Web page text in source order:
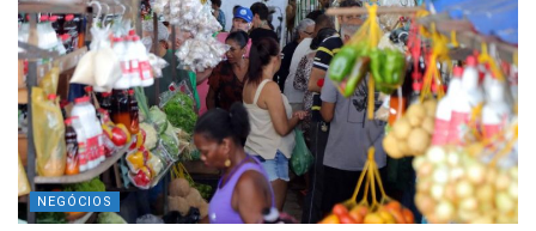
NEGÓCIOS